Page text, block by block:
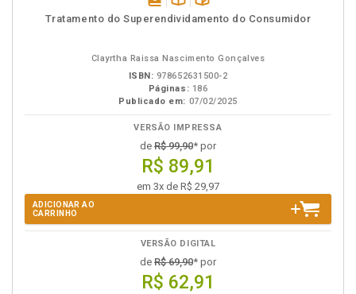
disponívelDisponível
páginas
Tratamento do Superendividamento do Consumidor
Clayrtha Raissa Nascimento Gonçalves
ISBN: 978652631500-2
Páginas: 186
Publicado em: 07/02/2025
VERSÃO IMPRESSA
de R$ 99,90* por
R$ 89,91
em 3x de R$ 29,97
ADICIONAR AO
CARRINHO
VERSÃO DIGITAL
de R$ 69,90* por
R$ 62,91